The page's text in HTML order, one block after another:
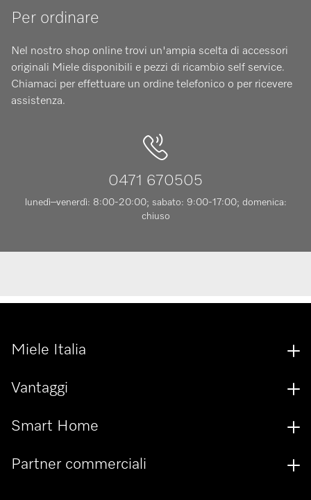
Per ordinare
Nel nostro shop online trovi un'ampia scelta di accessori
originali Miele disponibili e pezzi di ricambio self service.
Chiamaci per effettuare un ordine telefonico o per ricevere
assistenza.
0471 670505
lunedì–venerdì: 8:00-20:00; sabato: 9:00-17:00; domenica:
chiuso
Miele Italia
Vantaggi
Smart Home
Partner commerciali